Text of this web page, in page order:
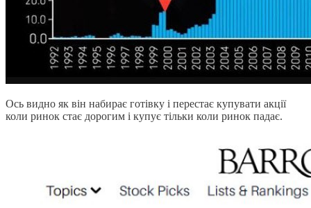
Ось видно як він набирає готівку і перестає купувати акції
коли ринок стає дорогим і купує тільки коли ринок падає.